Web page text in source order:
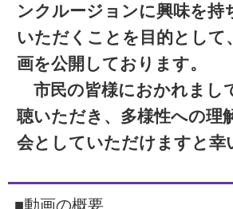
ンクルージョンに興味を持
いただくことを目的として
画を公開しております。
市民の皆様におかれまし
聴いただき、多様性への理
会としていただけますと幸
■動画の概要